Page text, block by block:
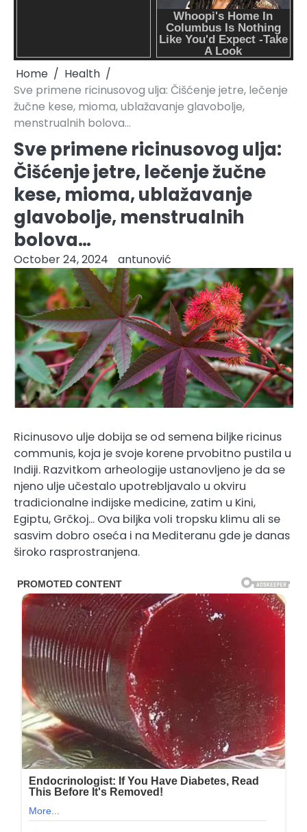
Home
Health
Sve primene ricinusovog ulja: Čišćenje jetre, lečenje
žučne kese, mioma, ublažavanje glavobolje,
menstrualnih bolova…
Sve primene ricinusovog ulja:
Čišćenje jetre, lečenje žučne
kese, mioma, ublažavanje
glavobolje, menstrualnih
bolova…
October 24, 2024 antunović
Ricinusovo ulje dobija se od semena biljke ricinus
communis, koja je svoje korene prvobitno pustila u
Indiji. Razvitkom arheologije ustanovljeno je da se
njeno ulje učestalo upotrebljavalo u okviru
tradicionalne indijske medicine, zatim u Kini,
Egiptu, Grčkoj… Ova biljka voli tropsku klimu ali se
sasvim dobro oseća i na Mediteranu gde je danas
široko rasprostranjena.